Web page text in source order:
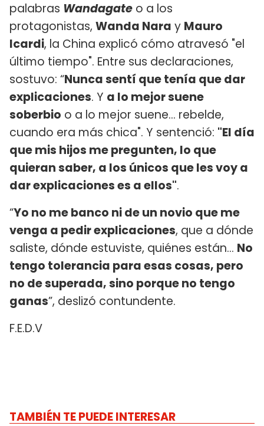
palabras Wandagate o a los
protagonistas, Wanda Nara y Mauro
Icardi, la China explicó cómo atravesó "el
último tiempo". Entre sus declaraciones,
sostuvo: “Nunca sentí que tenía que dar
explicaciones. Y a lo mejor suene
soberbio o a lo mejor suene... rebelde,
cuando era más chica". Y sentenció: "El día
que mis hijos me pregunten, lo que
quieran saber, a los únicos que les voy a
dar explicaciones es a ellos".
“Yo no me banco ni de un novio que me
venga a pedir explicaciones, que a dónde
saliste, dónde estuviste, quiénes están… No
tengo tolerancia para esas cosas, pero
no de superada, sino porque no tengo
ganas”, deslizó contundente.
F.E.D.V
TAMBIÉN TE PUEDE INTERESAR